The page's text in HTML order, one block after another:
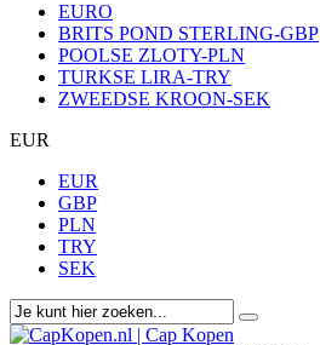
EURO
BRITS POND STERLING-GBP
POOLSE ZLOTY-PLN
TURKSE LIRA-TRY
ZWEEDSE KROON-SEK
EUR
EUR
GBP
PLN
TRY
SEK